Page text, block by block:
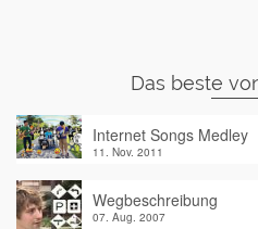
Das beste
Internet Songs Medley
11. Nov. 2011
Wegbeschreibung
07. Aug. 2007